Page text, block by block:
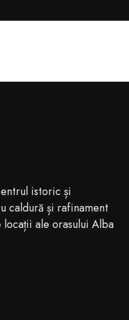
istoric și
caldură și rafinament
ale orasului Alba